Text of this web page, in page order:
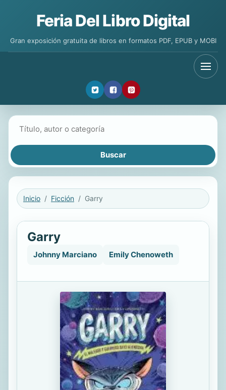
Feria Del Libro Digital
Gran exposición gratuita de libros en formatos PDF, EPUB y MOBI
Inicio Ficción Garry
Garry
Johnny Marciano Emily Chenoweth